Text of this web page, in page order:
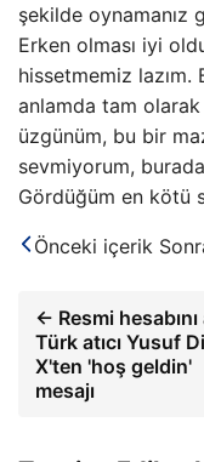
şekilde oynamanız
Erken olması iyi
hissetmemiz lazım.
anlamda tam
üzgünüm, bu bir
sevmiyorum,
Gördüğüm en kötü
Önceki içerik
← Resmi hesabını
Türk atıcı Yusuf
X'ten 'hoş geldin'
mesajı